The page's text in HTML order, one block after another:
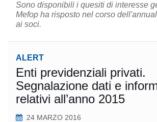
Sono disponibili i quesiti di interesse
Mefop ha risposto nel corso
ALERT
Enti previdenziali privati.
Segnalazione dati e
relativi all’anno 2015
24 MARZO 2016